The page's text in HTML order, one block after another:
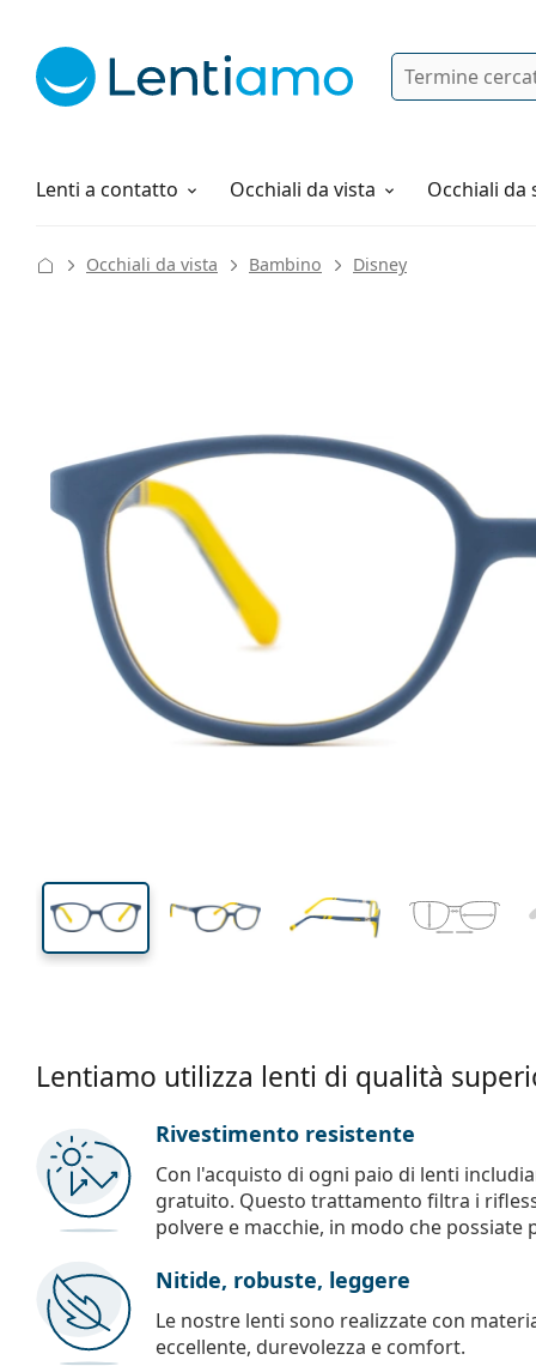
Ricerca
Lenti a contatto
Soluzioni Occhiali da vista Occhiali da
Tutto sugli acquisti
Occhiali da vista Bambino Disney
Larghezza montatura
32 mm
Altezza lente
44 mm
Diametro lente (Calibro)
Diametro
lente
Lentiamo utilizza lenti di qualità
Rivestimento resistente
Con l'acquisto di ogni paio di lenti
gratuito. Questo trattamento filtra i
polvere e macchie, in modo che
Nitide, robuste, leggere
Le nostre lenti sono realizzate con
eccellente, durevolezza e comfort.